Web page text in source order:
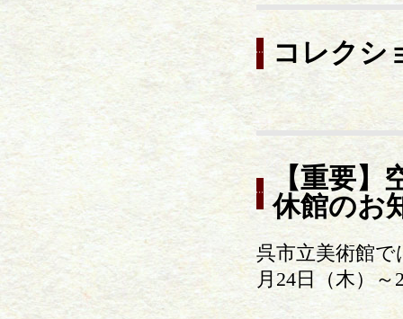
コレクシ
【重要】
休館のお
呉市立美術館
月24日（木）